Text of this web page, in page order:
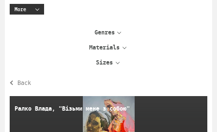
More
Genres
Materials
Sizes
Back
Ралко Влада, "Візьми мене з собою"